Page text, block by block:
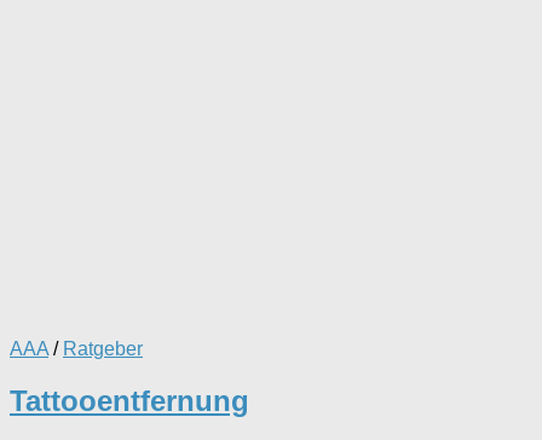
AAA / Ratgeber
Tattooentfernung